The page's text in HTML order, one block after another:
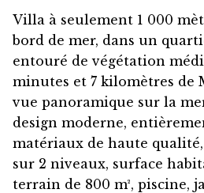
Villa à seulement 1 000
bord de mer, dans un
entouré de végétation
minutes et 7 kilomètres de
vue panoramique sur la
design moderne,
matériaux de haute
sur 2 niveaux, surface
terrain de 800 m², piscine,